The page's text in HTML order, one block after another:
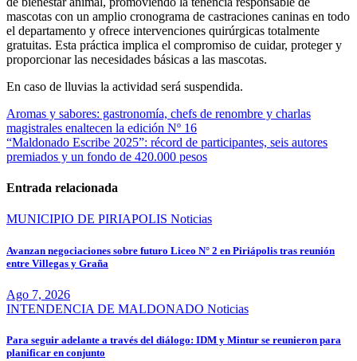
mascotas con un amplio cronograma de castraciones caninas en todo
el departamento y ofrece intervenciones quirúrgicas totalmente
gratuitas. Esta práctica implica el compromiso de cuidar, proteger y
proporcionar las necesidades básicas a las mascotas.
En caso de lluvias la actividad será suspendida.
Navegación
de
entradas
Aromas y sabores: gastronomía, chefs de renombre y charlas
magistrales enaltecen la edición Nº 16
“Maldonado Escribe 2025”: récord de participantes, seis autores
premiados y un fondo de 420.000 pesos
Entrada relacionada
MUNICIPIO DE PIRIAPOLIS Noticias
Avanzan negociaciones sobre futuro Liceo N° 2 en Piriápolis tras reunión
entre Villegas y Graña
Ago 7, 2026
INTENDENCIA DE MALDONADO Noticias
Para seguir adelante a través del diálogo: IDM y Mintur se reunieron para
planificar en conjunto